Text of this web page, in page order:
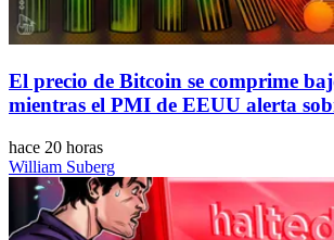
El precio de Bitcoin se comprime
mientras el PMI de EEUU alerta
hace 20 horas
William Suberg